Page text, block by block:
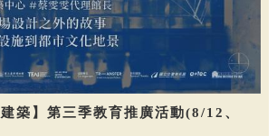
築】第三季教育推廣活動(8/12、